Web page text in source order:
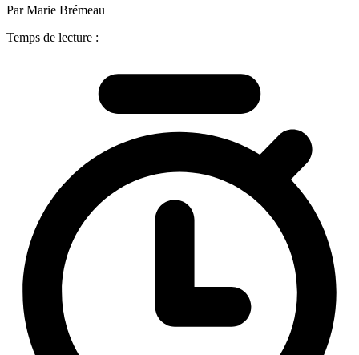
Par Marie Brémeau
Temps de lecture :